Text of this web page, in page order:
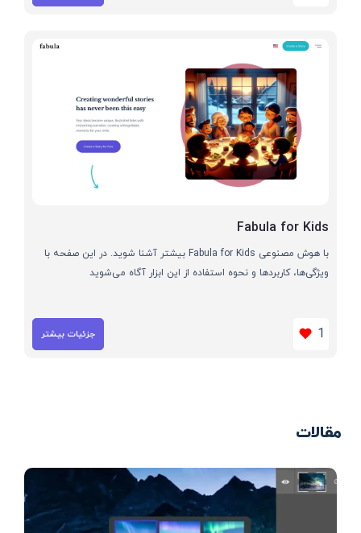
Fabula for Kids
با هوش مصنوعی Fabula for Kids بیشتر آشنا شوید. در این صفحه با
ویژگی‌ها، کاربردها و نحوه استفاده از این ابزار آگاه می‌شوید
1 جزئیات بیشتر
مقالات